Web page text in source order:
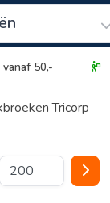
50,-
Tricorp